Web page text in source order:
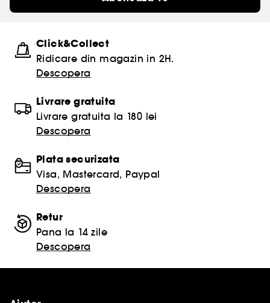
Click&Collect
Ridicare din magazin in 2H.
Descopera
Livrare gratuita
Livrare gratuita la 180 lei
Descopera
Plata securizata
Visa, Mastercard, Paypal
Descopera
Retur
Pana la 14 zile
Descopera